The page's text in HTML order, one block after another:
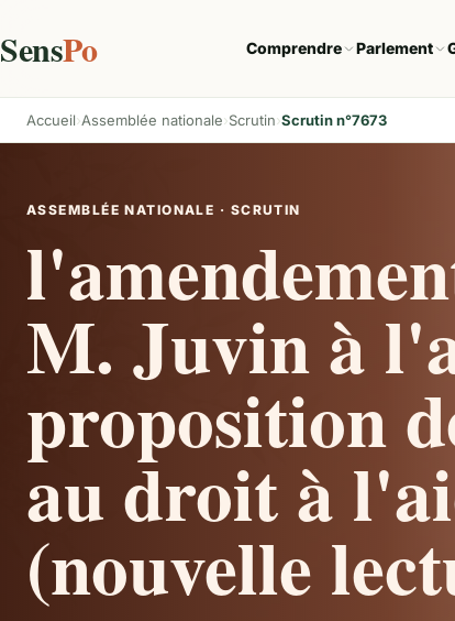
SensPo Comprendre Parlement
Accueil Assemblée nationale Scrutin Scrutin n°7673
ASSEMBLÉE NATIONALE · SCRUTIN
M. Juvin à
proposition
au droit à
(nouvelle